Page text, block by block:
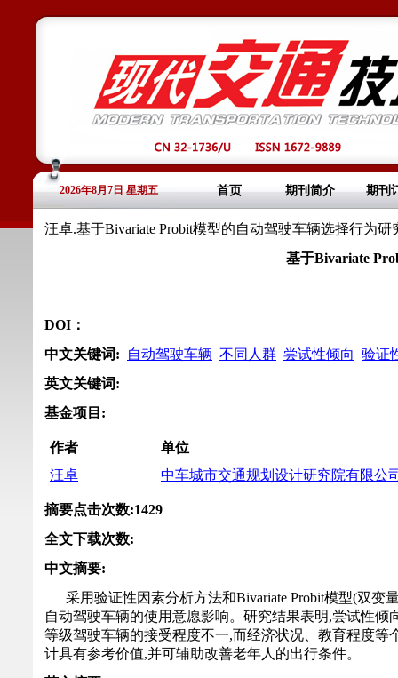
2026年8月7日 星期五 首页 期刊简介 期刊
汪卓.基于Bivariate Probit模型的自动驾驶车辆选择行为研
基于Bivariate
DOI：
中文关键词: 自动驾驶车辆 不同人群 尝试性倾向 验证
英文关键词:
基金项目 :
作者
单位
汪卓
中车城市交通规划设计研究院有限公
摘要点击次数:1429
全文下载次数:
中文摘要:
采用验证性因素分析方法和Bivariate Probit模型(双
自动驾驶车辆的使用意愿影响。研究结果表明,尝试性
等级驾驶车辆的接受程度不一,而经济状况、教育程度
计具有参考价值,并可辅助改善老年人的出行条件。